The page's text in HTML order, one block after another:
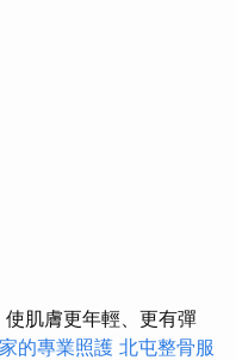
肌膚更年輕、更有彈
的專業照護 北屯整骨服